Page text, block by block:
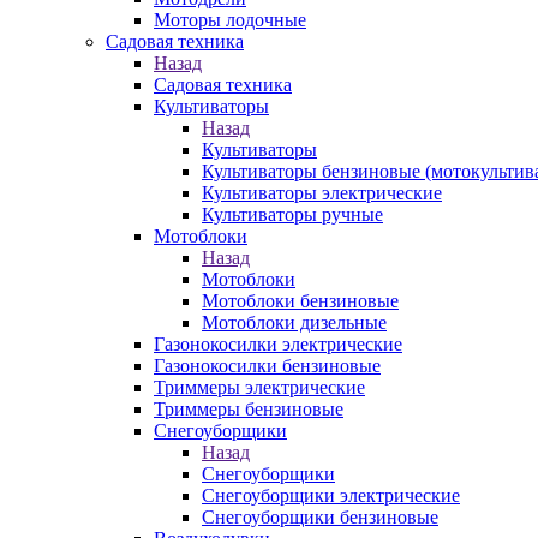
Моторы лодочные
Садовая техника
Назад
Садовая техника
Культиваторы
Назад
Культиваторы
Культиваторы бензиновые
Культиваторы электрические
Культиваторы ручные
Мотоблоки
Назад
Мотоблоки
Мотоблоки бензиновые
Мотоблоки дизельные
Газонокосилки электрические
Газонокосилки бензиновые
Триммеры электрические
Триммеры бензиновые
Снегоуборщики
Назад
Снегоуборщики
Снегоуборщики электрические
Снегоуборщики бензиновые